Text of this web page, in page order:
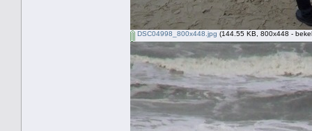
DSC04998_800x448.jpg (144.55 KB, 800x448 -